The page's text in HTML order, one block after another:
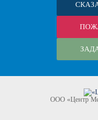
ООО «Центр